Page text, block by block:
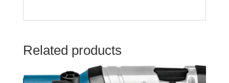
Related products